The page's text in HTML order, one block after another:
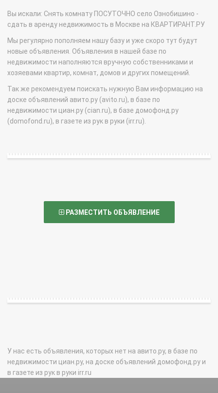
Вы искали: Снять комнату ПОСУТОЧНО село Ознобишино -
сдать в аренду недвижимость в Москве на КВАРТИРАНТ.РУ
Мы регулярно пополняем нашу базу и уже скоро тут будут
новые объявления. Объявления в нашей базе по
недвижимости наполняются вручную собственниками и
хозяевами квартир, комнат, домов и других помещений.
Так же рекомендуем поискать нужную Вам информацию на
доске объявлений авито.ру (avito.ru), в базе по
недвижимости циан.ру (cian.ru), в базе домофонд.ру
(domofond.ru), в газете из рук в руки (irr.ru).
РАЗМЕСТИТЬ ОБЪЯВЛЕНИЕ
У нас есть объявления, которых нет на авито.ру, в базе по
недвижимости циан.ру, на доске объявлений домофонд.ру и
в газете из рук в руки irr.ru